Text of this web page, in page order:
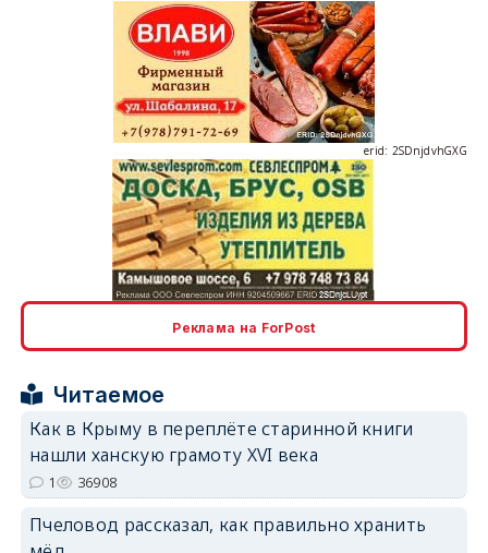
erid: 2SDnjdvhGXG
erid: 2SDnjcLUypt
Реклама на ForPost
Читаемое
Как в Крыму в переплёте старинной книги
нашли ханскую грамоту XVI века
1 36908
Пчеловод рассказал, как правильно хранить